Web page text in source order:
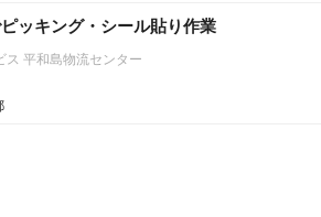
ッキング・シール貼り作業
平和島物流センター